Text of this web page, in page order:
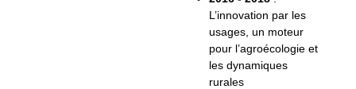
L’innovation par les
usages, un moteur
pour l’agroécologie et
les dynamiques
rurales